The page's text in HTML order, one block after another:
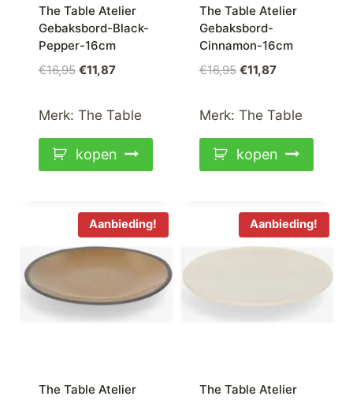
The Table Atelier
Gebaksbord-Black-
Pepper-16cm
€16,95 Oorspronkelijke
was:
€11,87Huidige
is:
Merk: The Table
kopen
The Table Atelier
Gebaksbord-
Cinnamon-16cm
€16,95 Oorspronkelijke
was:
€11,87Huidige
is:
Merk: The Table
kopen
Aanbieding!
The Table Atelier
Aanbieding!
The Table Atelier